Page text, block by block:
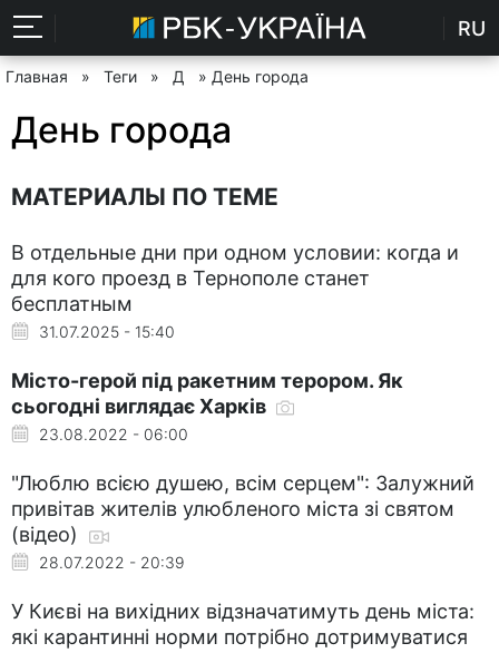
RU
Главная » Теги » Д » День города
День города
МАТЕРИАЛЫ ПО ТЕМЕ
В отдельные дни при одном условии: когда и
для кого проезд в Тернополе станет
бесплатным
31.07.2025 - 15:40
Місто-герой під ракетним терором. Як
сьогодні виглядає Харків
23.08.2022 - 06:00
"Люблю всією душею, всім серцем": Залужний
привітав жителів улюбленого міста зі святом
(відео)
28.07.2022 - 20:39
У Києві на вихідних відзначатимуть день міста:
які карантинні норми потрібно дотримуватися